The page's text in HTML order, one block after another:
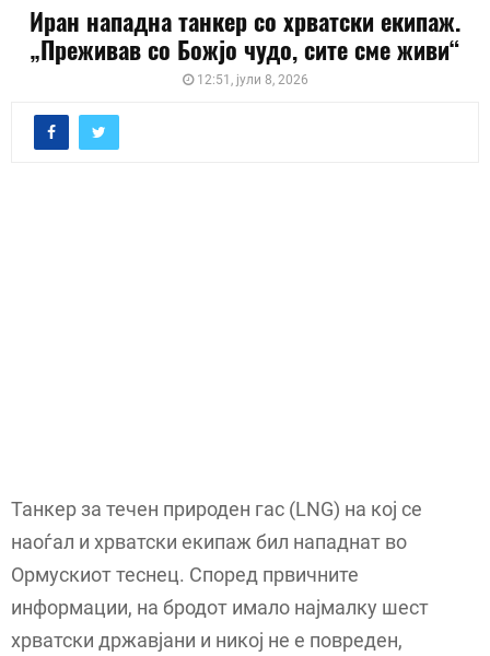
Иран нападна танкер со хрватски екипаж.
„Преживав со Божјо чудо, сите сме живи“
12:51, јули 8, 2026
Танкер за течен природен гас (LNG) на кој се
наоѓал и хрватски екипаж бил нападнат во
Ормускиот теснец. Според првичните
информации, на бродот имало најмалку шест
хрватски државјани и никој не е повреден,